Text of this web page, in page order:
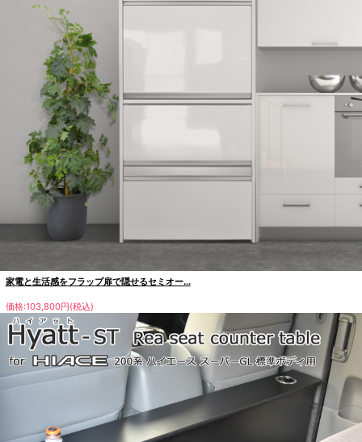
家電と生活感をフラップ扉で隠せるセミオー...
価格:103,800円(税込)